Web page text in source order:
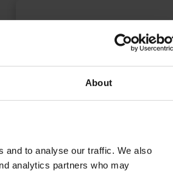
About
and to analyse our traffic. We also
analytics partners who may
Mirela
26-03-2023
prezent.